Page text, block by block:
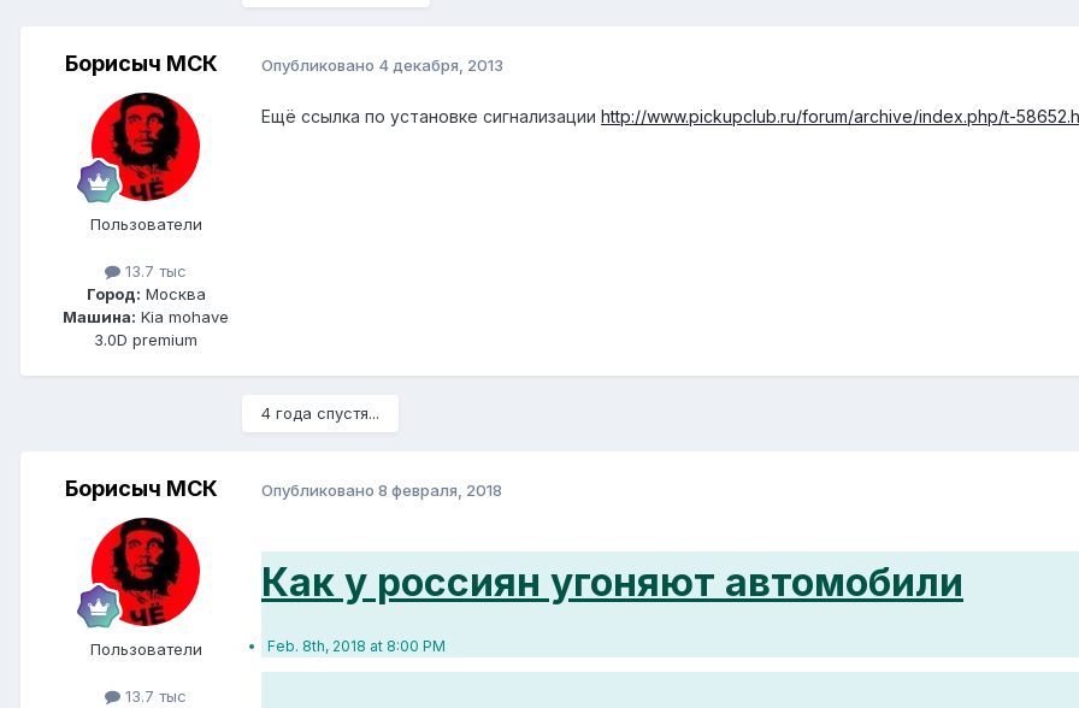
Борисыч МСК
Пользователи
13.7 тыс
Город: Москва
Машина: Kia mohave
3.0D premium
Опубликовано 4 декабря, 2013
Ещё ссылка по установке сигнализации http://www.pickupclub.ru/forum/archive/index.php/t-
4 года спустя...
Борисыч МСК
Пользователи
13.7 тыс
Опубликовано 8 февраля, 2018
Как у россиян угоняют автомобили
Feb. 8th, 2018 at 8:00 PM